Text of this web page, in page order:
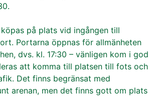
på plats vid ingången till
Portarna öppnas för allmänheten
dvs. kl. 17:30 – vänligen kom i god
att komma till platsen till fots och
Det finns begränsat med
arenan, men det finns gott om plats